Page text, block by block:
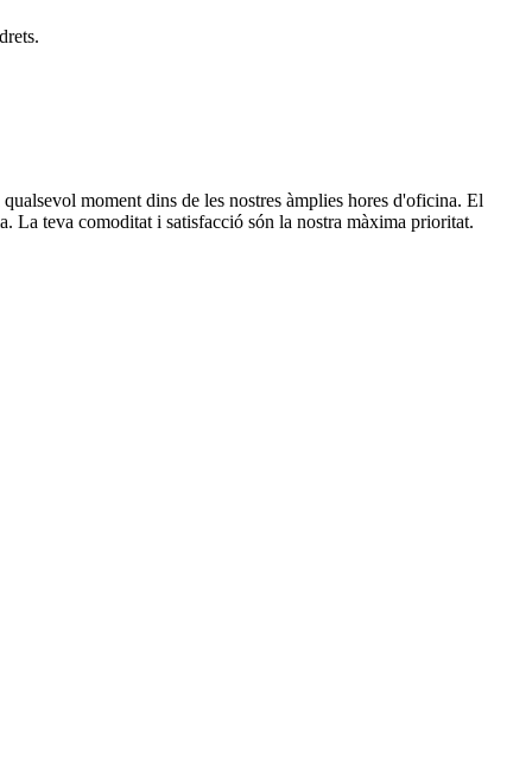
moment dins de les nostres àmplies hores d'oficina. El
La teva comoditat i satisfacció són la nostra màxima prioritat.